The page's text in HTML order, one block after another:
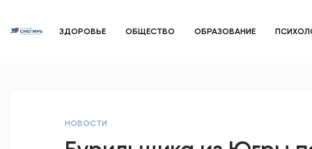
ЗДОРОВЬЕ ОБЩЕСТВО ОБРАЗОВАНИЕ
НОВОСТИ